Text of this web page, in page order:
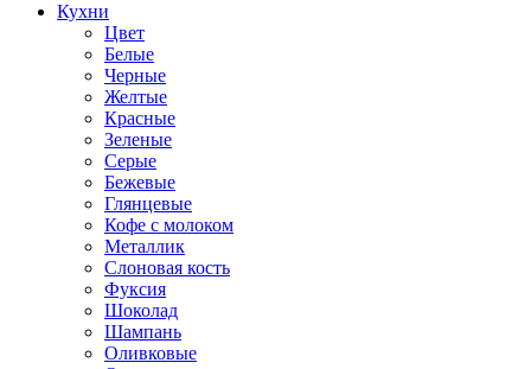
Кухни
Цвет
Белые
Черные
Желтые
Красные
Зеленые
Серые
Бежевые
Глянцевые
Кофе с молоком
Металлик
Слоновая кость
Фуксия
Шоколад
Шампань
Оливковые